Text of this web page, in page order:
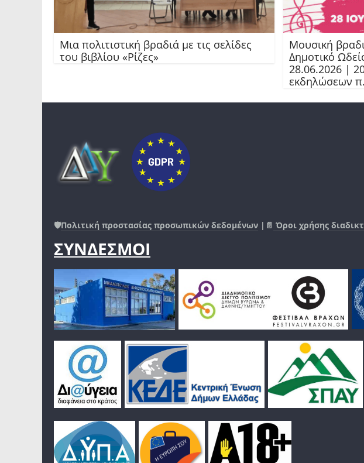
Μια πολιτιστική βραδιά με τις σελίδες
του βιβλίου «Ρίζες»
Μουσική
Δημοτικό
28.06.2026 |
εκδηλώσεων
🛡️Πολιτική προστασίας προσωπικών δεδομένων |📄 Όροι χρήσης
ΣΥΝΔΕΣΜΟΙ